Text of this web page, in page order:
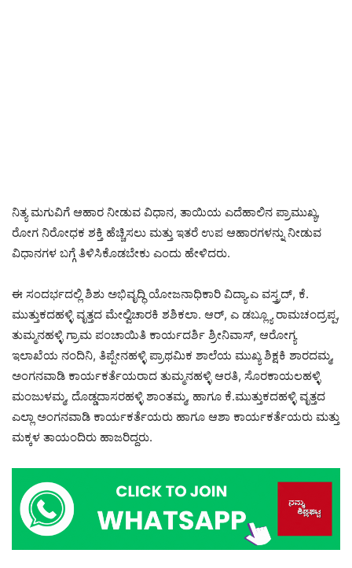
ನಿತ್ಯ ಮಗುವಿಗೆ ಆಹಾರ ನೀಡುವ ವಿಧಾನ, ತಾಯಿಯ ಎದೆಹಾಲಿನ ಪ್ರಾಮುಖ್ಯ,
ರೋಗ ನಿರೋಧಕ ಶಕ್ತಿ ಹೆಚ್ಚಿಸಲು ಮತ್ತು ಇತರೆ ಉಪ ಆಹಾರಗಳನ್ನು ನೀಡುವ
ವಿಧಾನಗಳ ಬಗ್ಗೆ ತಿಳಿಸಿಕೊಡಬೇಕು ಎಂದು ಹೇಳಿದರು.
ಈ ಸಂದರ್ಭದಲ್ಲಿ ಶಿಶು ಅಭಿವೃದ್ಧಿ ಯೋಜನಾಧಿಕಾರಿ ವಿದ್ಯಾ.ಎ ವಸ್ತ್ರದ್, ಕೆ.
ಮುತ್ತುಕದಹಳ್ಳಿ ವೃತ್ತದ ಮೇಲ್ವಿಚಾರಕಿ ಶಶಿಕಲಾ. ಆರ್, ಎ ಡಬ್ಲ್ಯೂ ರಾಮಚಂದ್ರಪ್ಪ,
ತುಮ್ಮನಹಳ್ಳಿ ಗ್ರಾಮ ಪಂಚಾಯಿತಿ ಕಾರ್ಯದರ್ಶಿ ಶ್ರೀನಿವಾಸ್, ಆರೋಗ್ಯ
ಇಲಾಖೆಯ ನಂದಿನಿ, ತಿಪ್ಪೇನಹಳ್ಳಿ ಪ್ರಾಥಮಿಕ ಶಾಲೆಯ ಮುಖ್ಯ ಶಿಕ್ಷಕಿ ಶಾರದಮ್ಮ,
ಅಂಗನವಾಡಿ ಕಾರ್ಯಕರ್ತೆಯರಾದ ತುಮ್ಮನಹಳ್ಳಿ ಆರತಿ, ಸೊರಕಾಯಲಹಳ್ಳಿ
ಮಂಜುಳಮ್ಮ, ದೊಡ್ಡದಾಸರಹಳ್ಳಿ ಶಾಂತಮ್ಮ, ಹಾಗೂ ಕೆ.ಮುತ್ತುಕದಹಳ್ಳಿ ವೃತ್ತದ
ಎಲ್ಲಾ ಅಂಗನವಾಡಿ ಕಾರ್ಯಕರ್ತೆಯರು ಹಾಗೂ ಆಶಾ ಕಾರ್ಯಕರ್ತೆಯರು ಮತ್ತು
ಮಕ್ಕಳ ತಾಯಂದಿರು ಹಾಜರಿದ್ದರು.